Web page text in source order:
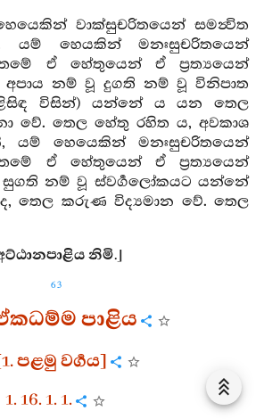
වාක්සුචරිතයෙන් සමන්‍විත
හෙයකින් මනඃසුචරිතයෙන්
ඒ හේතුයෙන් ඒ ප්‍රත්‍යයෙන්
නම් වූ දුගති නම් වූ විනිපාත
විසින්) යන්නේ ය යන තෙල
වේ. තෙල හේතු රහිත ය, අවකාශ
යම් හෙයෙකින් මනඃසුචරිතයෙන්
ඒ හේතුයෙන් ඒ ප්‍රත්‍යයෙන්
නම් වූ ස්වර්‍ගලෝකයට යන්නේ
තෙල කරුණ විද්‍යමාන වේ. තෙල
නිමි.]
63
පාළිය
පළමු වර්‍ගය]
1. 16. 1. 1.